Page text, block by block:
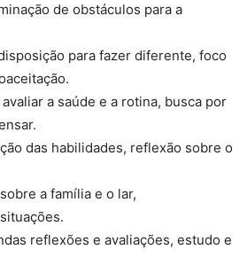
de obstáculos para a
para fazer diferente, foco
a saúde e a rotina, busca por
das habilidades, reflexão sobre o
a família e o lar,
reflexões e avaliações, estudo e